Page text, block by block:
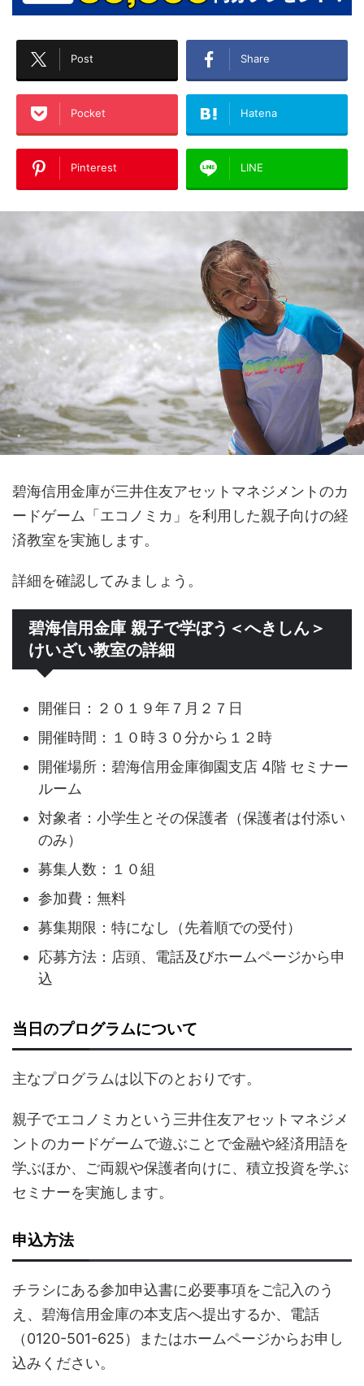
Post Share
Pocket Hatena
Pinterest LINE
碧海信用金庫が三井住友アセットマネジメントのカ
ードゲーム「エコノミカ」を利用した親子向けの経
済教室を実施します。
詳細を確認してみましょう。
碧海信用金庫 親子で学ぼう＜へきしん＞
けいざい教室の詳細
開催日：２０１９年７月２７日
開催時間：１０時３０分から１２時
開催場所：碧海信用金庫御園支店 4階 セミナー
ルーム
対象者：小学生とその保護者（保護者は付添い
のみ）
募集人数：１０組
参加費：無料
募集期限：特になし（先着順での受付）
応募方法：店頭、電話及びホームページから申
込
当日のプログラムについて
主なプログラムは以下のとおりです。
親子でエコノミカという三井住友アセットマネジメ
ントのカードゲームで遊ぶことで金融や経済用語を
学ぶほか、ご両親や保護者向けに、積立投資を学ぶ
セミナーを実施します。
申込方法
チラシにある参加申込書に必要事項をご記入のう
え、碧海信用金庫の本支店へ提出するか、電話
（0120-501-625）またはホームページからお申し
込みください。